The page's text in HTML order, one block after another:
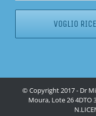
© Copyright 2017 - Dr
Moura, Lote 26 4DTO